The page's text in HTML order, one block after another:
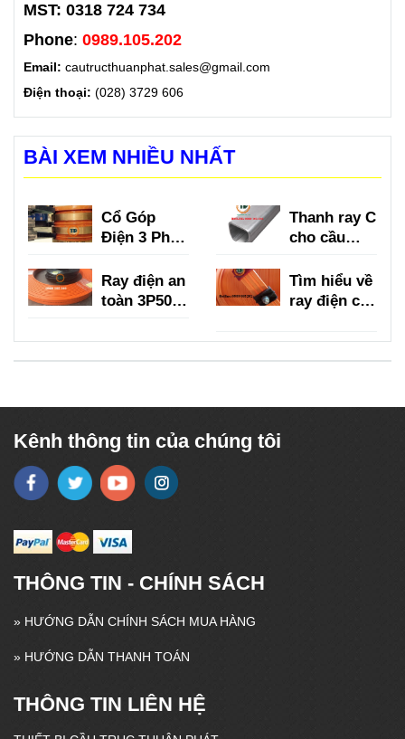
MST: 0318 724 734
Phone: 0989.105.202
Email: cautructhuanphat.sales@gmail.com
Điện thoại: (028) 3729 606
BÀI XEM NHIỀU NHẤT
Cổ Góp
Điện 3 Pha
Thanh ray C
cho cầu
Ray điện an
toàn 3P50A,
3P100A,
3P150A
Tìm hiểu về
ray điện cầu
150A
Kênh thông tin của chúng tôi
THÔNG TIN - CHÍNH SÁCH
» HƯỚNG DẪN CHÍNH SÁCH MUA HÀNG
» HƯỚNG DẪN THANH TOÁN
THÔNG TIN LIÊN HỆ